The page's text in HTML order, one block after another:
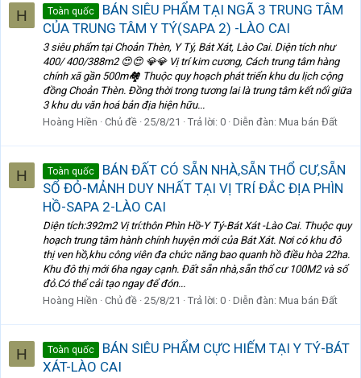
H Toàn quốc
BÁN SIÊU PHẨM TẠI NGÃ 3 TRUNG TÂM
CỦA TRUNG TÂM Y TÝ(SAPA 2) -LÀO CAI
3 siêu phẩm tại Choản Thèn, Y Tý, Bát Xát, Lào Cai. Diện tích như
400/ 400/388m2 😍😍 💎💎 Vị trí kim cương, Cách trung tâm hàng
chính xã gần 500m🏘 Thuộc quy hoạch phát triển khu du lịch cộng
đồng Choản Thèn. Đồng thời trong tương lai là trung tâm kết nối giữa
3 khu du văn hoá bản địa hiện hữu...
Hoàng Hiền
Chủ đề 25/8/21 Trả lời: 0 Diễn đàn: Mua bán Đất
H Toàn quốc
BÁN ĐẤT CÓ SẴN NHÀ,SẴN THỔ CƯ,SẴN
SỔ ĐỎ-MẢNH DUY NHẤT TẠI VỊ TRÍ ĐẮC ĐỊA PHÌN
HỒ-SAPA 2-LÀO CAI
Diện tích:392m2 Vị trí:thôn Phìn Hồ-Y Tý-Bát Xát -Lào Cai. Thuộc quy
hoạch trung tâm hành chính huyện mới của Bát Xát. Nơi có khu đô
thị ven hồ,khu công viên đa chức năng bao quanh hồ điều hòa 22ha.
Khu đô thị mới 6ha ngay cạnh. Đất sẵn nhà,sẵn thổ cư 100M2 và sổ
đỏ.Có thể cải tạo ngay để đón...
Hoàng Hiền
Chủ đề 25/8/21 Trả lời: 0 Diễn đàn: Mua bán Đất
H Toàn quốc
BÁN SIÊU PHẨM CỰC HIẾM TẠI Y TÝ-BÁT
XÁT-LÀO CAI